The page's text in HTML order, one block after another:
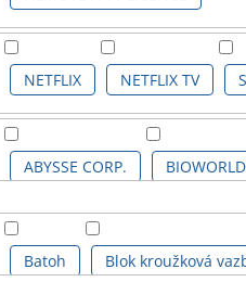
NETFLIX NETFLIX TV
ABYSSE CORP.
GRUPO ERIK
Batoh Blok kroužková